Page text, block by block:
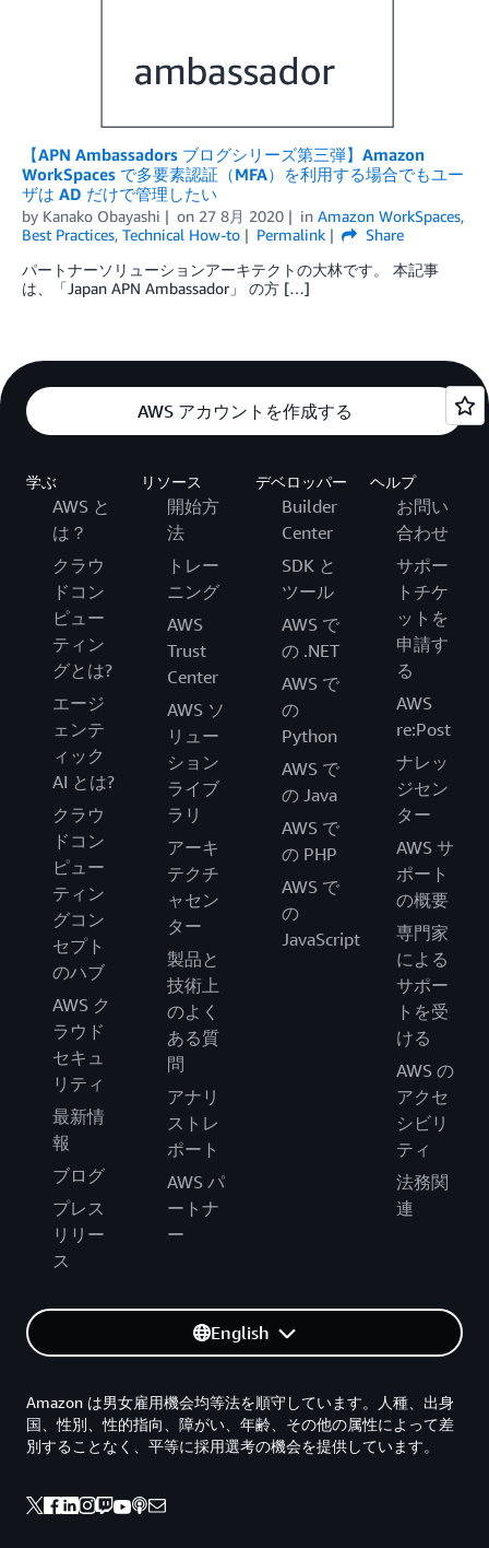
【APN Ambassadors ブログシリーズ第三弾】Amazon
WorkSpaces で多要素認証（MFA）を利用する場合でもユー
ザは AD だけで管理したい
by Kanako Obayashi on 27 8月 2020 in Amazon WorkSpaces,
Best Practices, Technical How-to Permalink
Share
パートナーソリューションアーキテクトの大林です。 本記事
は、「Japan APN Ambassador」 の方 […]
AWS アカウントを作成する
学ぶ
AWS と
は？
クラウ
ドコン
ピュー
ティン
グとは?
エージ
ェンテ
ィック
AI とは?
クラウ
ドコン
ピュー
ティン
グコン
セプト
のハブ
AWS ク
ラウド
セキュ
リティ
最新情
報
ブログ
プレス
リリー
ス
リソース
開始方
法
トレー
ニング
AWS
Trust
Center
AWS ソ
リュー
ション
ライブ
ラリ
アーキ
テクチ
ャセン
ター
製品と
技術上
のよく
ある質
問
アナリ
ストレ
ポート
AWS パ
ートナ
ー
デベロッパー
Builder
Center
SDK と
ツール
AWS で
の .NET
AWS で
の
Python
AWS で
の Java
AWS で
の PHP
AWS で
の
JavaScript
ヘルプ
お問い
合わせ
サポー
トチケ
ットを
申請す
る
AWS
re:Post
ナレッ
ジセン
ター
AWS サ
ポート
の概要
専門家
による
サポー
トを受
ける
AWS の
アクセ
シビリ
ティ
法務関
連
English
Amazon は男女雇用機会均等法を順守しています。人種、出身
国、性別、性的指向、障がい、年齢、その他の属性によって差
別することなく、平等に採用選考の機会を提供しています。